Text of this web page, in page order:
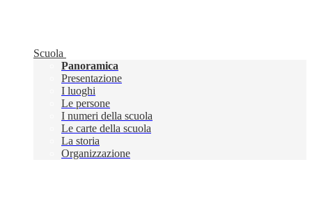
Scuola
Panoramica
Presentazione
I luoghi
Le persone
I numeri della scuola
Le carte della scuola
La storia
Organizzazione